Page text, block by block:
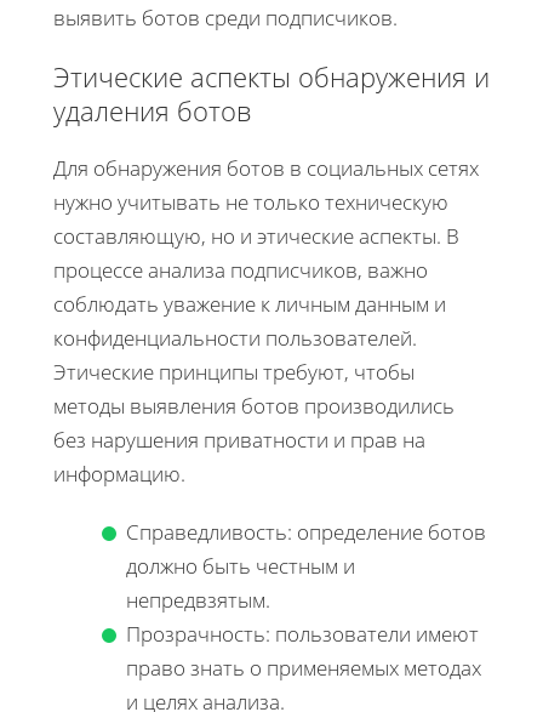
выявить ботов среди подписчиков.
Этические аспекты обнаружения и
удаления ботов
Для обнаружения ботов в социальных сетях
нужно учитывать не только техническую
составляющую, но и этические аспекты. В
процессе анализа подписчиков, важно
соблюдать уважение к личным данным и
конфиденциальности пользователей.
Этические принципы требуют, чтобы
методы выявления ботов производились
без нарушения приватности и прав на
информацию.
Справедливость: определение ботов
должно быть честным и
непредвзятым.
Прозрачность: пользователи имеют
право знать о применяемых методах
и целях анализа.